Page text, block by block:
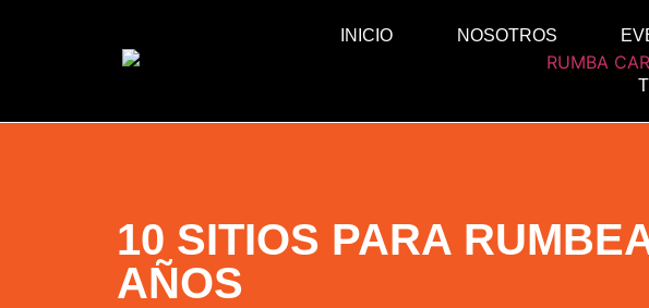
INICIO NOSOTROS
10 SITIOS PARA
AÑOS